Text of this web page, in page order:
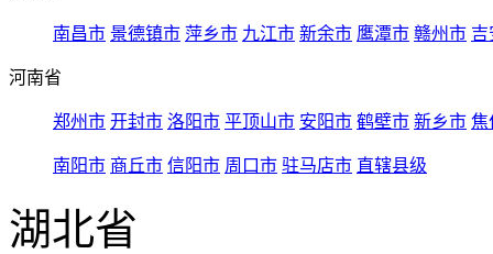
南昌市 景德镇市 萍乡市 九江市 新余市 鹰潭市 赣州市 吉
河南省
郑州市 开封市 洛阳市 平顶山市 安阳市 鹤壁市 新乡市 焦
南阳市 商丘市 信阳市 周口市 驻马店市 直辖县级
湖北省